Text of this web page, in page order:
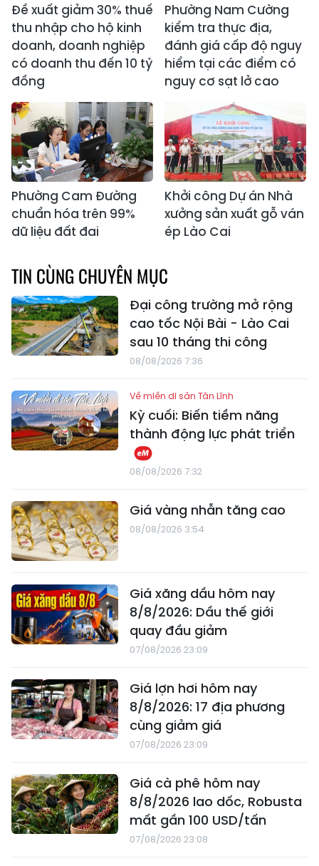
Đề xuất giảm 30% thuế
thu nhập cho hộ kinh
doanh, doanh nghiệp
có doanh thu đến 10 tỷ
đồng
Phường Nam Cường
kiểm tra thực địa,
đánh giá cấp độ nguy
hiểm tại các điểm có
nguy cơ sạt lở cao
Phường Cam Đường
chuẩn hóa trên 99%
dữ liệu đất đai
Khởi công Dự án Nhà
xưởng sản xuất gỗ ván
ép Lào Cai
TIN CÙNG CHUYÊN MỤC
Đại công trường mở rộng
cao tốc Nội Bài - Lào Cai
sau 10 tháng thi công
08/08/2026 7:36
Về miền di sản Tân Lĩnh
Kỳ cuối: Biến tiềm năng
thành động lực phát triển
08/08/2026 7:32
Giá vàng nhẫn tăng cao
08/08/2026 3:54
Giá xăng dầu hôm nay
8/8/2026: Dầu thế giới
quay đầu giảm
07/08/2026 23:09
Giá lợn hơi hôm nay
8/8/2026: 17 địa phương
cùng giảm giá
07/08/2026 23:09
Giá cà phê hôm nay
8/8/2026 lao dốc, Robusta
mất gần 100 USD/tấn
07/08/2026 23:08